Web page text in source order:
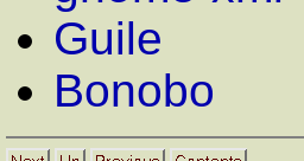
Guile
Bonobo